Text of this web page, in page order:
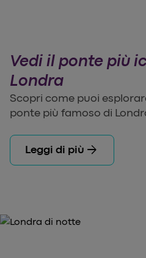
Vedi il ponte più
Londra
Scopri come puoi
ponte più famoso di
Leggi di più arrow_forward